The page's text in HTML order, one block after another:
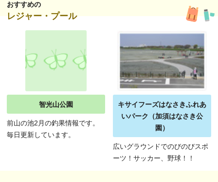
おすすめの
レジャー・プール
智光山公園
前山の池2月の釣果情報です。
毎日更新しています。
キサイフーズはなさきふれあ
いパーク（加須はなさき公
園）
広いグラウンドでのびのびスポ
ーツ！サッカー、野球！！